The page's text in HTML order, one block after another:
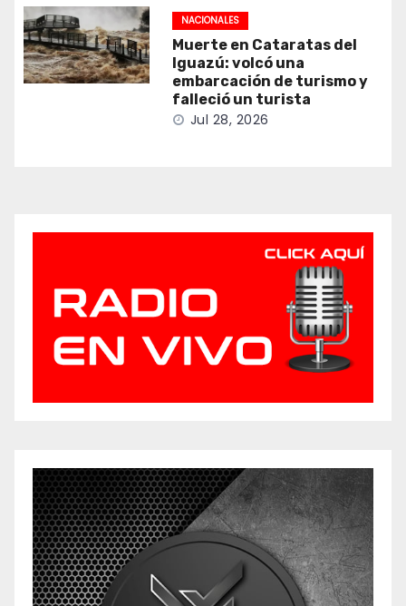
NACIONALES
Muerte en Cataratas del
Iguazú: volcó una
embarcación de turismo y
falleció un turista
Jul 28, 2026